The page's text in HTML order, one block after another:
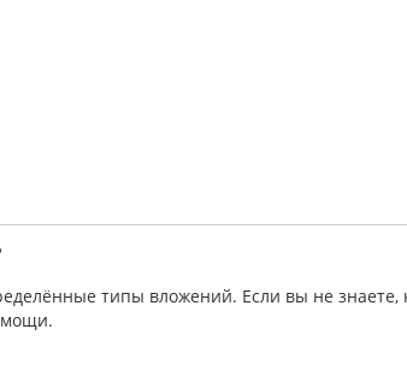
типы вложений. Если вы не знаете,